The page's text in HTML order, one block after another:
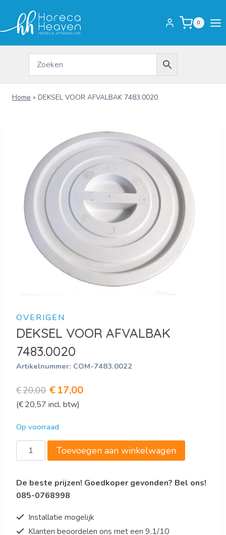
inhoud
0
Home » DEKSEL VOOR AFVALBAK 7483.0020
OVERIGEN
DEKSEL VOOR AFVALBAK
7483.0020
Artikelnummer: COM-7483.0022
€20,00 Oorspronkelijke
prijs
was:
€20,00.
€17,00Huidige
€17,00.
(€20,57 incl. btw)
Op voorraad
DEKSEL
VOOR
7483.0020
aantal
Toevoegen aan winkelwagen
De beste prijzen! Goedkoper gevonden? Bel ons!
085-0768998
Installatie mogelijk
Klanten beoordelen ons met een 9.1/10